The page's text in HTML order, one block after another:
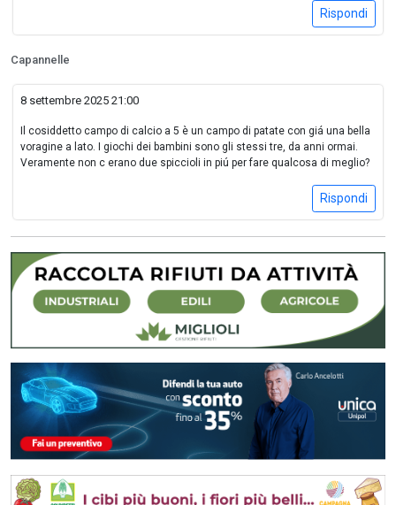
Rispondi
Capannelle
8 settembre 2025 21:00
Il cosiddetto campo di calcio a 5 è un campo di patate con giá una bella
voragine a lato. I giochi dei bambini sono gli stessi tre, da anni ormai.
Veramente non c erano due spiccioli in piú per fare qualcosa di meglio?
Rispondi